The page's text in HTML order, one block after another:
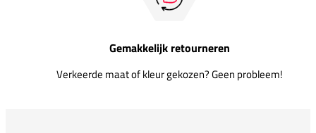
Gemakkelijk retourneren
Verkeerde maat of kleur gekozen? Geen probleem!